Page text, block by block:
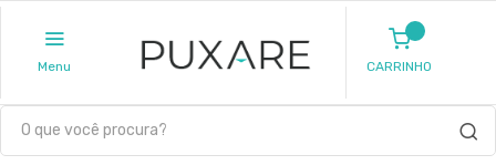
Menu CARRINHO